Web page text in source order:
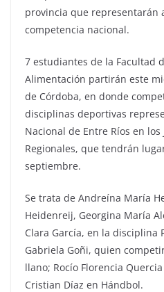
provincia que representarán
competencia nacional.
7 estudiantes de la Facultad
Alimentación partirán este
de Córdoba, en donde
disciplinas deportivas
Nacional de Entre Ríos en
Regionales, que tendrán
septiembre.
Se trata de Andreína María
Heidenreij, Georgina María
Clara García, en la disciplina
Gabriela Goñi, quien
llano; Rocío Florencia
Cristian Díaz en Hándbol.